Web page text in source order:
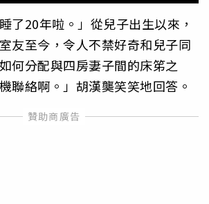
了20年啦。」從兒子出生以來，
友至今，令人不禁好奇和兒子同
何分配與四房妻子間的床笫之
聯絡啊。」胡漢龑笑笑地回答。